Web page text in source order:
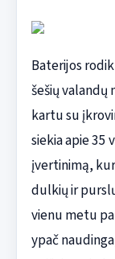
Baterijos
šešių
kartu su
siekia apie 35
įvertinimą,
dulkių ir
vienu metu
ypač